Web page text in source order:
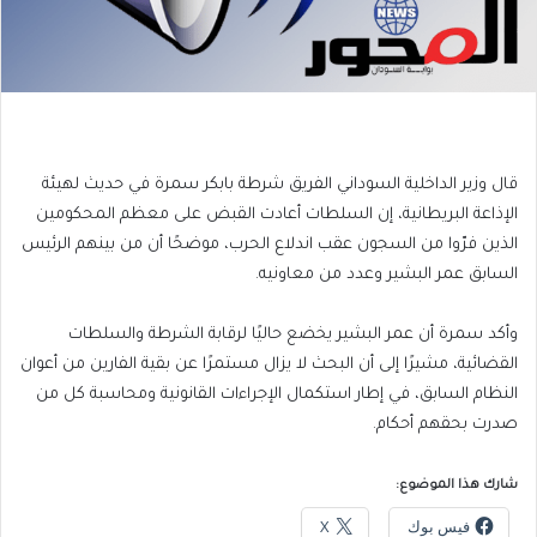
قال وزير الداخلية السوداني الفريق شرطة بابكر سمرة في حديث لهيئة
الإذاعة البريطانية، إن السلطات أعادت القبض على معظم المحكومين
الذين فرّوا من السجون عقب اندلاع الحرب، موضحًا أن من بينهم الرئيس
السابق عمر البشير وعدد من معاونيه.
وأكد سمرة أن عمر البشير يخضع حاليًا لرقابة الشرطة والسلطات
القضائية، مشيرًا إلى أن البحث لا يزال مستمرًا عن بقية الفارين من أعوان
النظام السابق، في إطار استكمال الإجراءات القانونية ومحاسبة كل من
صدرت بحقهم أحكام.
شارك هذا الموضوع:
فيس بوك X